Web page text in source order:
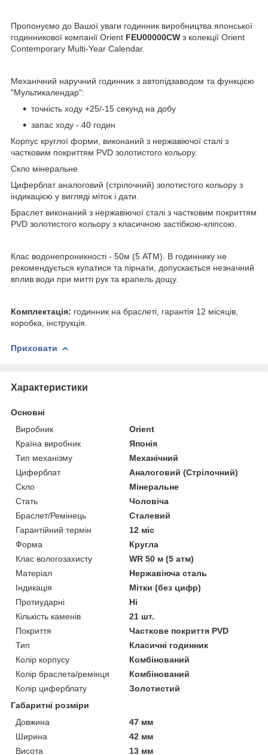
Пропонуємо до Вашої уваги годинник виробництва японської
годинникової компанії Orient FEU00000CW з колекції Orient
Contemporary Multi-Year Calendar.
Механічний наручний годинник з автопідзаводом та функцією
"Мультикалендар":
точність ходу +25/-15 секунд на добу
запас ходу - 40 годин
Корпус круглої форми, виконаний з нержавіючої сталі з
частковим покриттям PVD золотистого кольору.
Скло мінеральне
Циферблат аналоговий (стрілочний) золотистого кольору з
індикацією у вигляді міток і дати.
Браслет виконаний з нержавіючої сталі з частковим покриттям
PVD золотистого кольору з класичною застібкою-кліпсою.
Клас водонепроникності - 50м (5 АТМ). В годиннику не
рекомендується купатися та пірнати, допускається незначний
вплив води при митті рук та крапель дощу.
Комплектація: годинник на браслеті, гарантія 12 місяців,
коробка, інструкція.
Приховати
Характеристики
Основні
Виробник
Orient
Країна виробник
Японія
Тип механізму
Механічний
Циферблат
Аналоговий (Стрілочний)
Скло
Мінеральне
Стать
Чоловіча
Браслет/Ремінець
Сталевий
Гарантійний термін
12 міс
Форма
Кругла
Клас вологозахисту
WR 50 м (5 атм)
Матеріал
Нержавіюча сталь
Індикація
Мітки (без цифр)
Протиударні
Ні
Кількість каменів
21 шт.
Покриття
Часткове покриття PVD
Тип
Класичні годинник
Колір корпусу
Комбінований
Колір браслета/ремінця
Комбінований
Колір циферблату
Золотистий
Габаритні розміри
Довжина
47 мм
Ширина
42 мм
Висота
13 мм